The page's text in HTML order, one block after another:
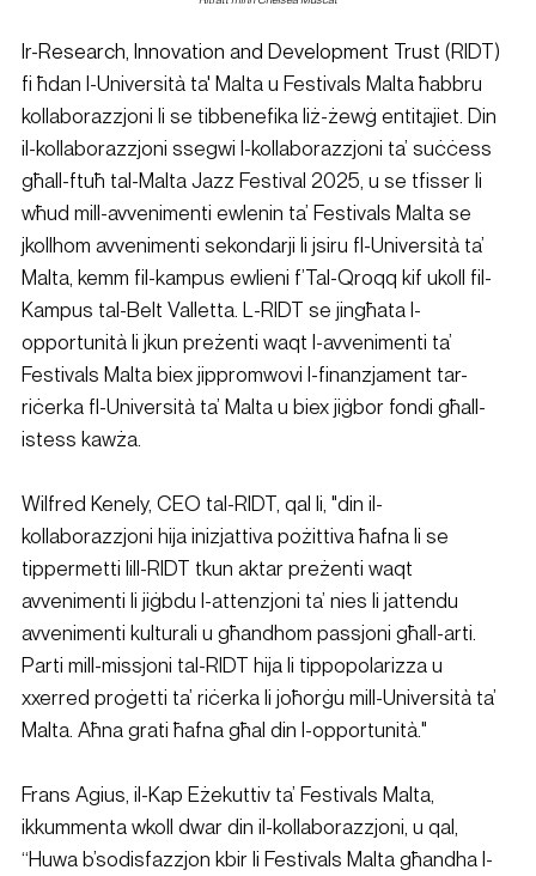
Ir-Research, Innovation and Development Trust (RIDT)
fi ħdan l-Università ta' Malta u Festivals Malta ħabbru
kollaborazzjoni li se tibbenefika liż-żewġ entitajiet. Din
il-kollaborazzjoni ssegwi l-kollaborazzjoni ta’ suċċess
għall-ftuħ tal-Malta Jazz Festival 2025, u se tfisser li
wħud mill-avvenimenti ewlenin ta’ Festivals Malta se
jkollhom avvenimenti sekondarji li jsiru fl-Università ta’
Malta, kemm fil-kampus ewlieni f’Tal-Qroqq kif ukoll fil-
Kampus tal-Belt Valletta. L-RIDT se jingħata l-
opportunità li jkun preżenti waqt l-avvenimenti ta’
Festivals Malta biex jippromwovi l-finanzjament tar-
riċerka fl-Università ta’ Malta u biex jiġbor fondi għall-
istess kawża.
Wilfred Kenely, CEO tal-RIDT, qal li, "din il-
kollaborazzjoni hija inizjattiva pożittiva ħafna li se
tippermetti lill-RIDT tkun aktar preżenti waqt
avvenimenti li jiġbdu l-attenzjoni ta’ nies li jattendu
avvenimenti kulturali u għandhom passjoni għall-arti.
Parti mill-missjoni tal-RIDT hija li tippopolarizza u
xxerred proġetti ta’ riċerka li joħorġu mill-Università ta’
Malta. Aħna grati ħafna għal din l-opportunità."
Frans Agius, il-Kap Eżekuttiv ta’ Festivals Malta,
ikkummenta wkoll dwar din il-kollaborazzjoni, u qal,
“Huwa b’sodisfazzjon kbir li Festivals Malta għandha l-